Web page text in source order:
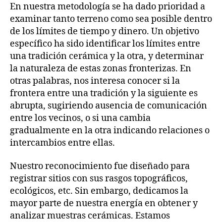
En nuestra metodología se ha dado prioridad a
examinar tanto terreno como sea posible dentro
de los límites de tiempo y dinero. Un objetivo
específico ha sido identificar los límites entre
una tradición cerámica y la otra, y determinar
la naturaleza de estas zonas fronterizas. En
otras palabras, nos interesa conocer si la
frontera entre una tradición y la siguiente es
abrupta, sugiriendo ausencia de comunicación
entre los vecinos, o si una cambia
gradualmente en la otra indicando relaciones o
intercambios entre ellas.
Nuestro reconocimiento fue diseñado para
registrar sitios con sus rasgos topográficos,
ecológicos, etc. Sin embargo, dedicamos la
mayor parte de nuestra energía en obtener y
analizar muestras cerámicas. Estamos